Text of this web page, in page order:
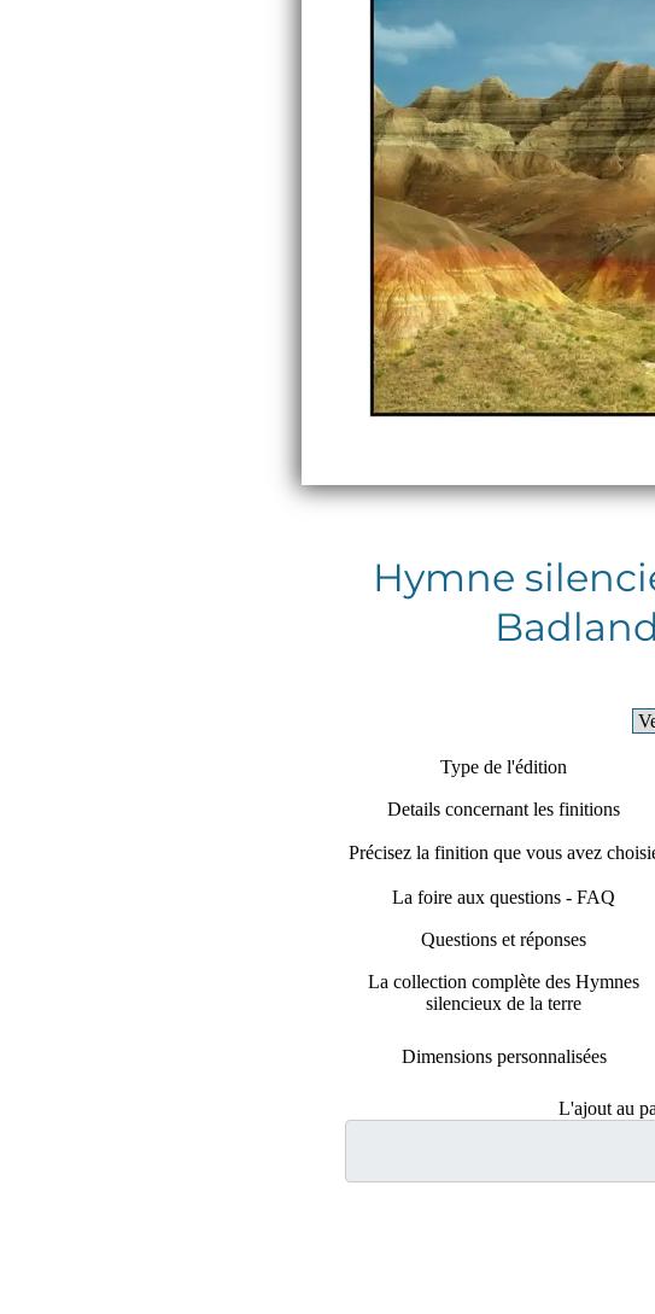
Hymne
Type de l'édition
Details concernant les finitions
Précisez la finition que vous avez
La foire aux questions - FAQ
Questions et réponses
La collection complète des Hymnes
silencieux de la terre
Dimensions personnalisées
L'ajout au